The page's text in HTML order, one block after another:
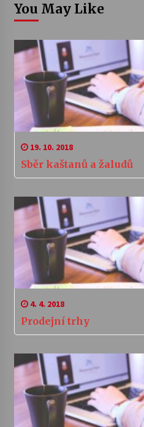
You May Like
19. 10. 2018
Sběr kaštanů a žaludů
4. 4. 2018
Prodejní trhy